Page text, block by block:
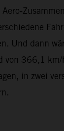
Und dann
von 366,1
in zwei